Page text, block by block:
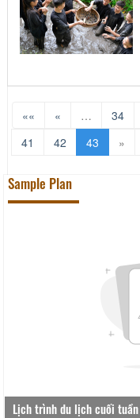
«« « … 34
41
42 43 »
Sample Plan
Lịch trình du lịch cuối tuần